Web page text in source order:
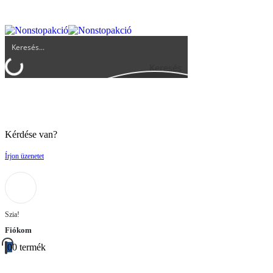
Keresés
Kérdése van?
Írjon üzenetet
Szia!
Fiókom
00 termék